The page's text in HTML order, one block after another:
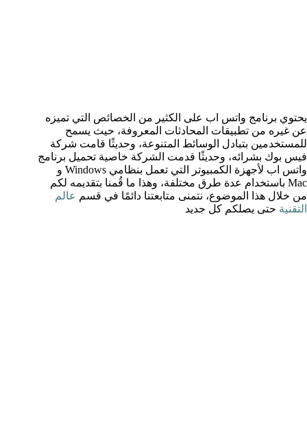
يحتوي برنامج واتس اب على الكثير من الخصائص التي تميزه
عن غيره من تطبيقات المحادثات المعروفة، حيث يسمح
للمستخدمين بتبادل الوسائط المتنوعة، وحديثًا قامت شركة
فيس بوك بشرائه، وحديثًا قدمت الشركة خاصية تحميل برنامج
واتس اب لأجهزة الكمبيوتر التي تعمل بنظامي Windows و
Mac باستخدام عدة طرق مختلفة، وهذا ما قُمنا بتقديمه لكم
من خلال هذا الموضوع، نتمنى متابعتنا دائمًا في قسم عالم
التقنية حتى يصلكم كل جديد